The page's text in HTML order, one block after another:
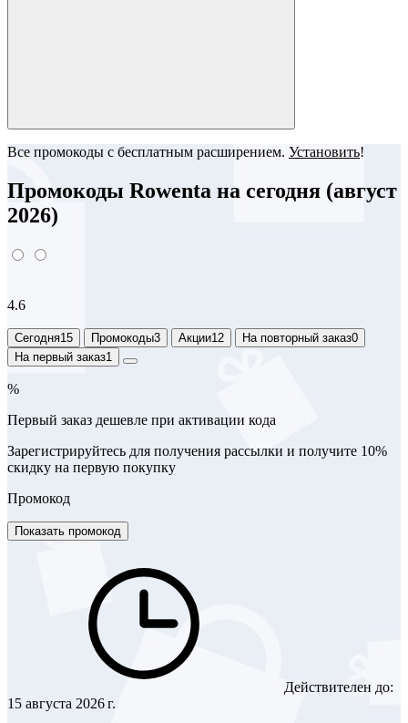
Все промокоды с бесплатным расширением. Установить!
Промокоды Rowenta на сегодня (август
2026)
4.6
Сегодня15 Промокоды3 Акции12 На повторный заказ0
На первый заказ1
%
Первый заказ дешевле при активации кода
Зарегистрируйтесь для получения рассылки и получите 10%
скидку на первую покупку
Промокод
Показать промокод
Действителен до:
15 августа 2026 г.